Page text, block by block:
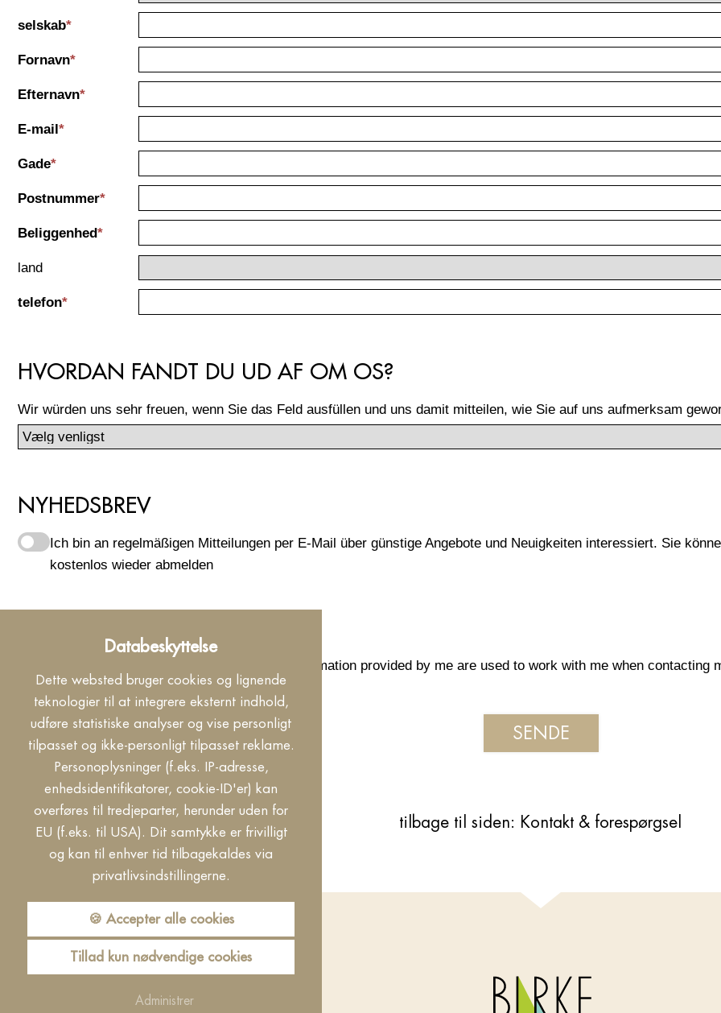
Databeskyttelse
Dette websted bruger cookies og lignende
teknologier til at integrere eksternt indhold,
udføre statistiske analyser og vise personligt
tilpasset og ikke-personligt tilpasset reklame.
Personoplysninger (f.eks. IP-adresse,
enhedsidentifikatorer, cookie-ID'er) kan
overføres til tredjeparter, herunder uden for
EU (f.eks. til USA). Dit samtykke er frivilligt
og kan til enhver tid tilbagekaldes via
privatlivsindstillingerne.
🍪 Accepter alle cookies
Tillad kun nødvendige cookies
Administrer
selskab*
Fornavn*
Efternavn*
E-mail*
Gade*
Postnummer*
Beliggenhed*
land
telefon*
HVORDAN FANDT DU UD AF OM OS?
Wir würden uns sehr freuen, wenn Sie das Feld ausfüllen und uns damit mitteilen, wie Sie auf uns aufmerksam
NYHEDSBREV
Ich bin an regelmäßigen Mitteilungen per E-Mail über günstige Angebote und Neuigkeiten interessiert. Sie
kostenlos wieder abmelden
I agree that the contact information and information provided by me are used to work with me when
of your data can be foundhere .
Tagungsanfrage tilbage til siden: Kontakt & forespørgsel
QUICKLINKS